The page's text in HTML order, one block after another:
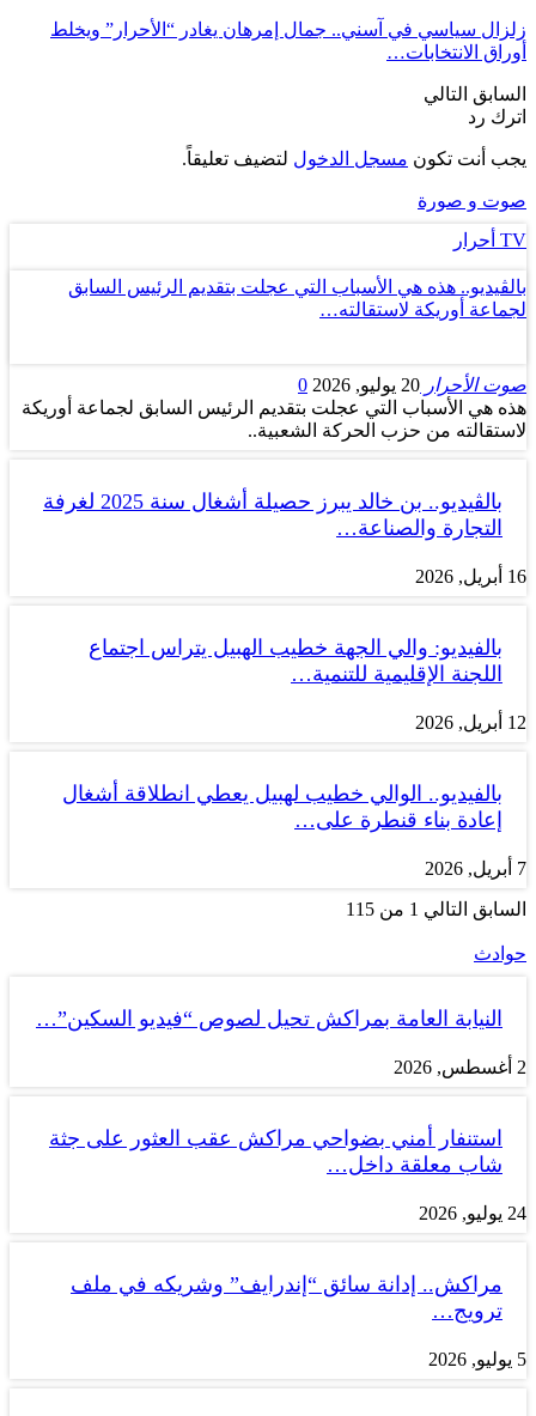
زلزال سياسي في آسني.. جمال إمرهان يغادر “الأحرار” ويخلط
أوراق الانتخابات…
السابق التالي
اترك رد
يجب أنت تكون مسجل الدخول لتضيف تعليقاً.
صوت و صورة
TV أحرار
بالڤيديو.. هذه هي الأسباب التي عجلت بتقديم الرئيس السابق
لجماعة أوريكة لاستقالته…
صوت الأحرار 20 يوليو, 2026
0
هذه هي الأسباب التي عجلت بتقديم الرئيس السابق لجماعة أوريكة
لاستقالته من حزب الحركة الشعبية..
بالڤيديو.. بن خالد يبرز حصيلة أشغال سنة 2025 لغرفة
التجارة والصناعة…
16 أبريل, 2026
بالفيديو: والي الجهة خطيب الهبيل يتراس اجتماع
اللجنة الإقليمية للتنمية…
12 أبريل, 2026
بالفيديو.. الوالي خطيب لهبيل يعطي انطلاقة أشغال
إعادة بناء قنطرة على…
7 أبريل, 2026
السابق التالي 1 من 115
حوادث
النيابة العامة بمراكش تحيل لصوص “فيديو السكين”…
2 أغسطس, 2026
استنفار أمني بضواحي مراكش عقب العثور على جثة
شاب معلقة داخل…
24 يوليو, 2026
مراكش.. إدانة سائق “إندرايف” وشريكه في ملف
ترويج…
5 يوليو, 2026